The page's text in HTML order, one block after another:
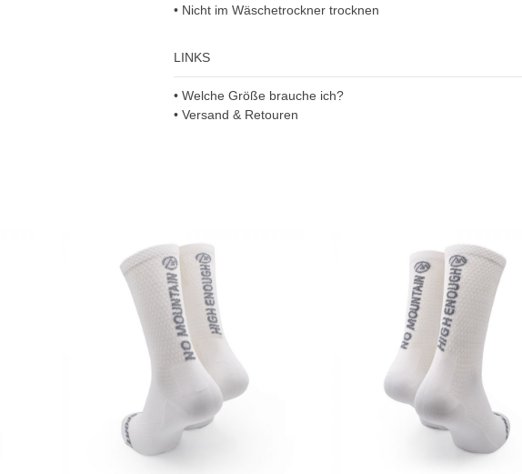
• Nicht im Wäschetrockner trocknen
LINKS
• Welche Größe brauche ich?
• Versand & Retouren